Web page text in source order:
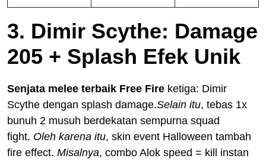
3. Dimir Scythe: Damage
205 + Splash Efek Unik
Senjata melee terbaik Free Fire ketiga: Dimir
Scythe dengan splash damage.Selain itu, tebas 1x
bunuh 2 musuh berdekatan sempurna squad
fight. Oleh karena itu, skin event Halloween tambah
fire effect. Misalnya, combo Alok speed = kill instan